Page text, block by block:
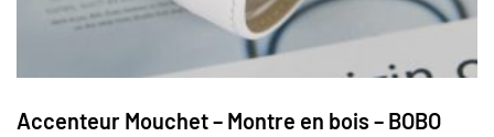
Accenteur Mouchet – Montre en bois – BOBO